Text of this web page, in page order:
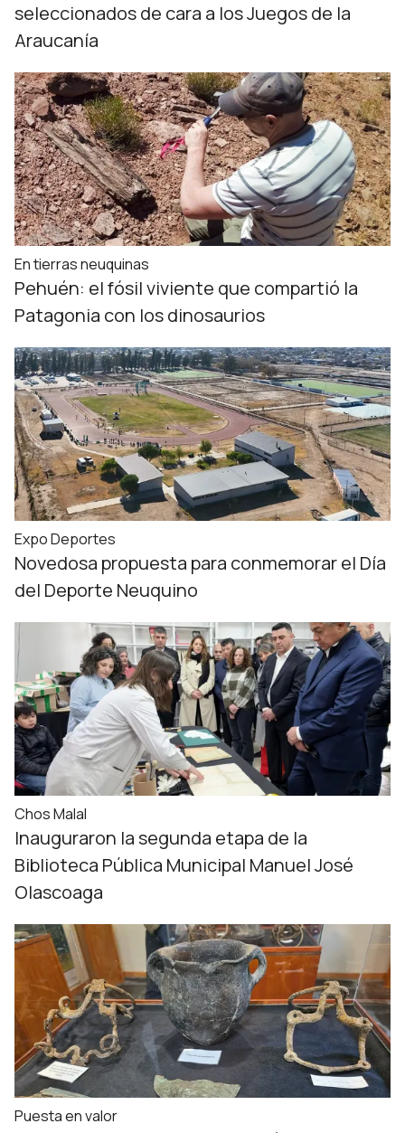
seleccionados de cara a los Juegos de la
Araucanía
En tierras neuquinas
Pehuén: el fósil viviente que compartió la
Patagonia con los dinosaurios
Expo Deportes
Novedosa propuesta para conmemorar el Día
del Deporte Neuquino
Chos Malal
Inauguraron la segunda etapa de la
Biblioteca Pública Municipal Manuel José
Olascoaga
Puesta en valor